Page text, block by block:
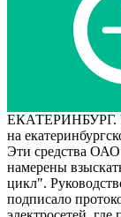
ЕКАТЕРИНБУРГ.
на
Эти средства
намерены
цикл".
подписало